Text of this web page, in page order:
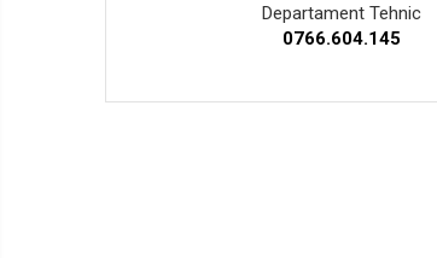
Departament Tehnic
0766.604.145